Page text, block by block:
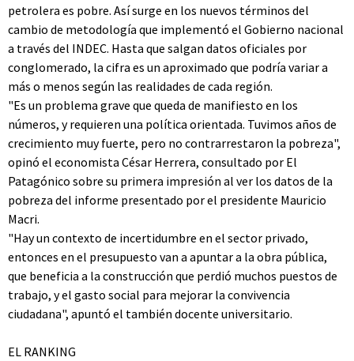
petrolera es pobre. Así surge en los nuevos términos del
cambio de metodología que implementó el Gobierno nacional
a través del INDEC. Hasta que salgan datos oficiales por
conglomerado, la cifra es un aproximado que podría variar a
más o menos según las realidades de cada región.
"Es un problema grave que queda de manifiesto en los
números, y requieren una política orientada. Tuvimos años de
crecimiento muy fuerte, pero no contrarrestaron la pobreza",
opinó el economista César Herrera, consultado por El
Patagónico sobre su primera impresión al ver los datos de la
pobreza del informe presentado por el presidente Mauricio
Macri.
"Hay un contexto de incertidumbre en el sector privado,
entonces en el presupuesto van a apuntar a la obra pública,
que beneficia a la construcción que perdió muchos puestos de
trabajo, y el gasto social para mejorar la convivencia
ciudadana", apuntó el también docente universitario.
EL RANKING